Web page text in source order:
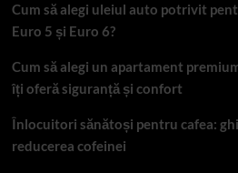
Cum să alegi uleiul auto potrivit
Euro 5 și Euro 6?
Cum să alegi un apartament
îți oferă siguranță și confort
Înlocuitori sănătoși pentru cafea:
reducerea cofeinei